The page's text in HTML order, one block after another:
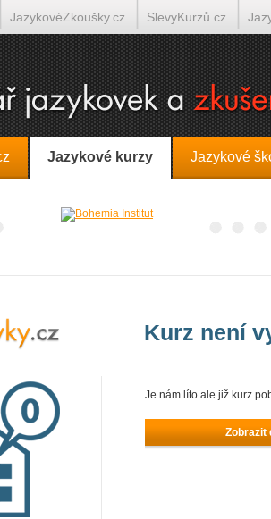
Jazykové kurzy Jazykové
Kurz není
Je nám líto ale již kurz
Zobrazit
JazykovéZkoušky.cz SlevyKurzů.cz
line Italština on-line Tlumočení-